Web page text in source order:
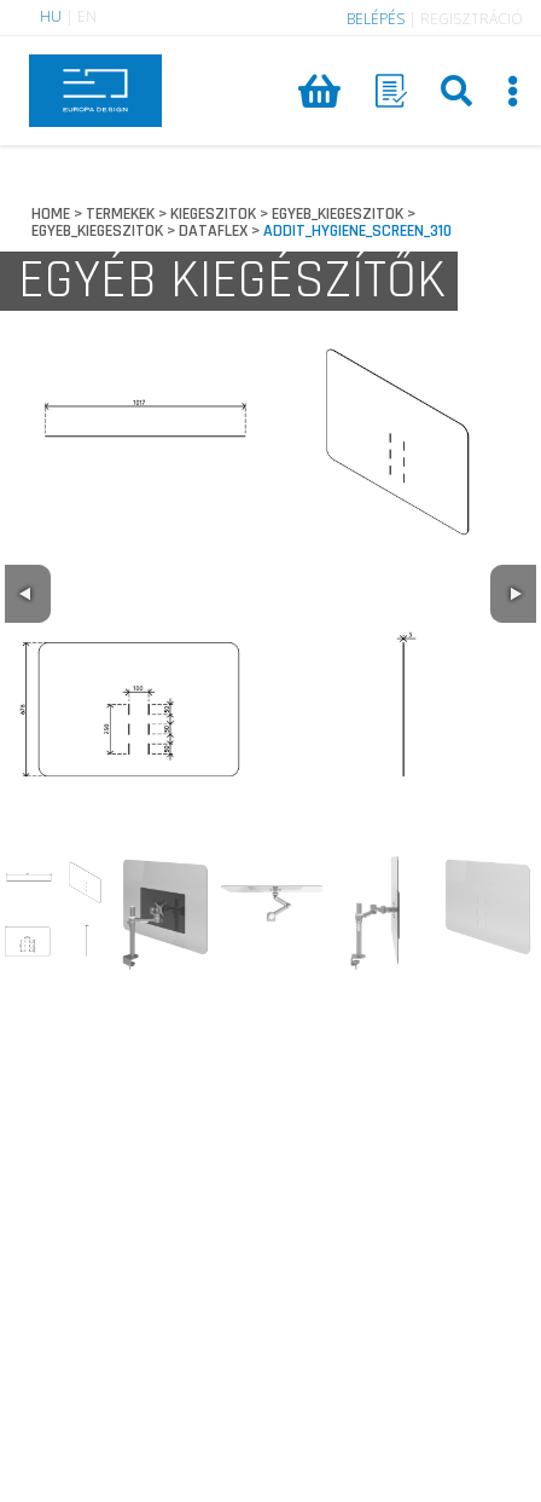
HU EN BELÉPÉS REGISZTRÁCIÓ
HOME > TERMEKEK >KIEGESZITOK >EGYEB_KIEGESZITOK >
EGYEB_KIEGESZITOK >DATAFLEX >ADDIT_HYGIENE_SCREEN_310
EGYÉB KIEGÉSZÍTŐK